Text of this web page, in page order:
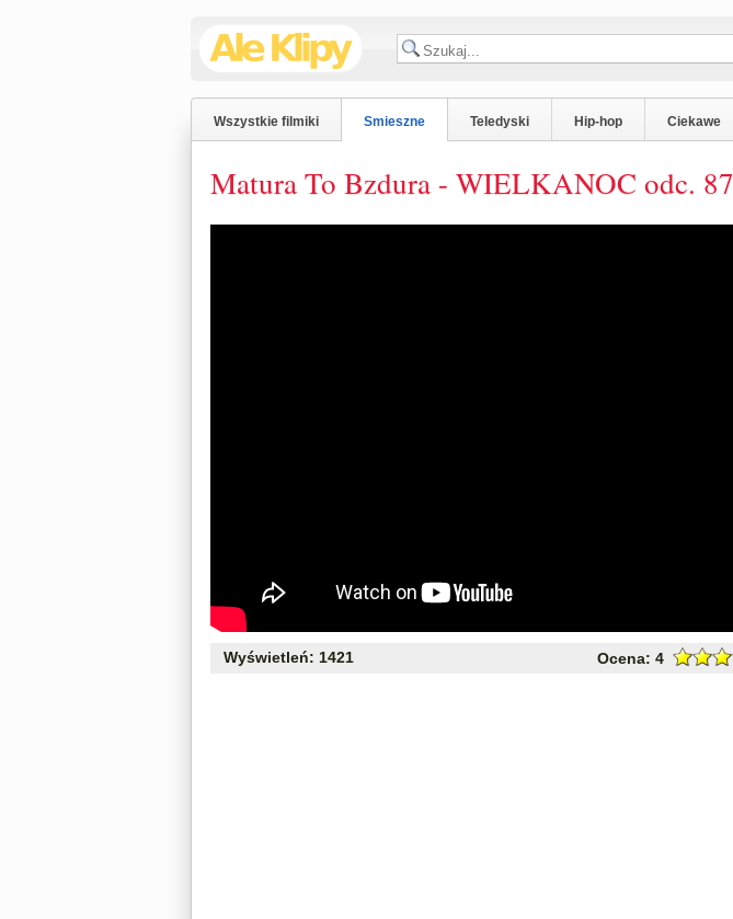
Wszystkie filmiki Smieszne Teledyski Hip-hop Ciekawe
Matura To Bzdura - WIELKANOC odc. 87
Wyświetleń: 1421 Ocena: 4